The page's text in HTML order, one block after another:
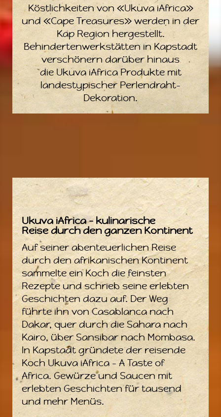
Köstlichkeiten von «Ukuva iAfrica»
und «Cape Treasures» werden in der
Kap Region hergestellt.
Behindertenwerkstätten in Kapstadt
verschönern darüber hinaus
die Ukuva iAfrica Produkte mit
landestypischer Perlendraht-
Dekoration.
Ukuva iAfrica – kulinarische
Reise durch den ganzen Kontinent
Auf seiner abenteuerlichen Reise
durch den afrikanischen Kontinent
sammelte ein Koch die feinsten
Rezepte und schrieb seine erlebten
Geschichten dazu auf. Der Weg
führte ihn von Casablanca nach
Dakar, quer durch die Sahara nach
Kairo, über Sansibar nach Mombasa.
In Kapstadt gründete der reisende
Koch Ukuva iAfrica – A Taste of
Africa. Gewürze und Saucen mit
erlebten Geschichten für tausend
und mehr Menüs.